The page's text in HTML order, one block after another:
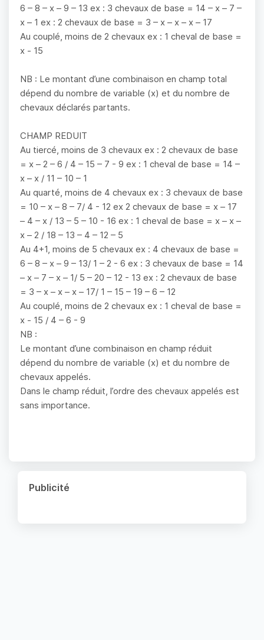
6 – 8 – x – 9 – 13 ex : 3 chevaux de base = 14 – x – 7 –
x – 1 ex : 2 chevaux de base = 3 – x – x – x – 17
Au couplé, moins de 2 chevaux ex : 1 cheval de base =
x - 15
NB : Le montant d’une combinaison en champ total
dépend du nombre de variable (x) et du nombre de
chevaux déclarés partants.
CHAMP REDUIT
Au tiercé, moins de 3 chevaux ex : 2 chevaux de base
= x – 2 – 6 / 4 – 15 – 7 - 9 ex : 1 cheval de base = 14 –
x – x / 11 – 10 – 1
Au quarté, moins de 4 chevaux ex : 3 chevaux de base
= 10 – x – 8 – 7/ 4 - 12 ex 2 chevaux de base = x – 17
– 4 – x / 13 – 5 – 10 - 16 ex : 1 cheval de base = x – x –
x – 2 / 18 – 13 – 4 – 12 – 5
Au 4+1, moins de 5 chevaux ex : 4 chevaux de base =
6 – 8 – x – 9 – 13/ 1 – 2 - 6 ex : 3 chevaux de base = 14
– x – 7 – x – 1/ 5 – 20 – 12 - 13 ex : 2 chevaux de base
= 3 – x – x – x – 17/ 1 – 15 – 19 – 6 – 12
Au couplé, moins de 2 chevaux ex : 1 cheval de base =
x - 15 / 4 – 6 - 9
NB :
Le montant d’une combinaison en champ réduit
dépend du nombre de variable (x) et du nombre de
chevaux appelés.
Dans le champ réduit, l’ordre des chevaux appelés est
sans importance.
Publicité